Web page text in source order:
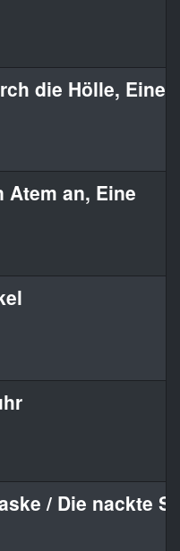
die Hölle, Eine
Atem an, Eine
/ Die nackte